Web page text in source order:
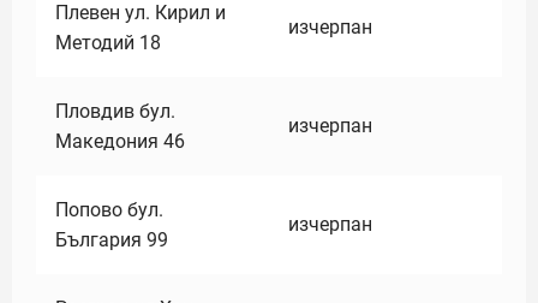
Плевен ул. Кирил и
Методий 18
изчерпан
Пловдив бул.
Македония 46
изчерпан
Попово бул.
България 99
изчерпан